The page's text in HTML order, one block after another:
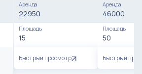
Аренда
22950
Площадь
15
Быстрый просмотр
Аренда
46000
Площадь
50
Быстрый